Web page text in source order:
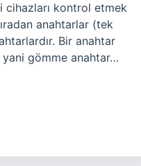
cihazları kontrol etmek
anahtarlar (tek
Bir anahtar
yani gömme anahtar…